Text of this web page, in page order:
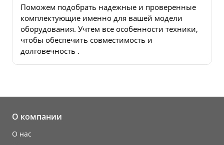
Поможем подобрать надежные и проверенные
комплектующие именно для вашей модели
оборудования. Учтем все особенности техники,
чтобы обеспечить совместимость и
долговечность .
О компании
О нас